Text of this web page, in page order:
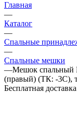
Главная
—
Каталог
—
Спальные
—
Спальные мешки
—Мешок спальный
(правый) (ТК: -3C),
Бесплатная